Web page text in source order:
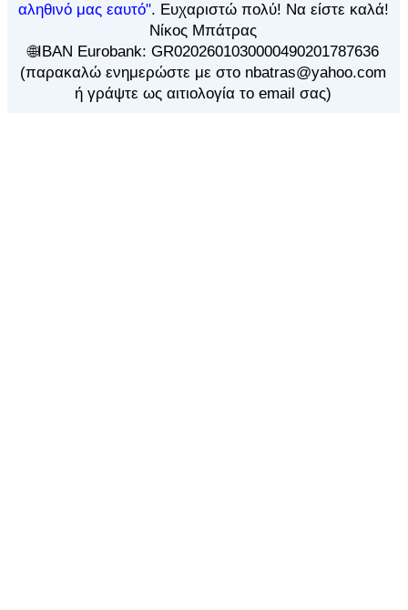
αληθινό μας εαυτό". Ευχαριστώ πολύ! Να είστε καλά!
Νίκος Μπάτρας
🌐IBAN Eurobank: GR0202601030000490201787636
(παρακαλώ ενημερώστε με στο nbatras@yahoo.com
ή γράψτε ως αιτιολογία το email σας)